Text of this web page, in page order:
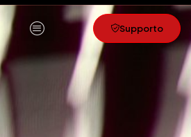
Supporto